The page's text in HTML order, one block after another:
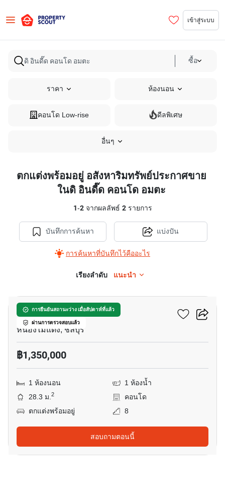
เข้าสู่ระบบ
ซื้อ
ราคา ห้องนอน
คอนโด Low-rise ดีลพิเศษ
อื่นๆ
ตกแต่งพร้อมอยู่ อสังหาริมทรัพย์ประกาศขาย
ในดิ อินดี๊ด คอนโด อมตะ
1-2จากผลลัพธ์ 2รายการ
บันทึกการค้นหา
การค้นหาที่บันทึกไว้คืออะไร
แบ่งปัน
เรียงลำดับ แนะนำ
การยืนยันสถานะว่าง เมื่อสัปดาห์ที่แล้ว
ผ่านการตรวจสอบแล้ว
ดิ อินดี๊ด คอนโด อมตะ
หนองไม้แดง, ชลบุรี
฿1,350,000
1 ห้องนอน
1 ห้องน้ำ
28.3 ม.2
คอนโด
ตกแต่งพร้อมอยู่
8
สอบถามตอนนี้